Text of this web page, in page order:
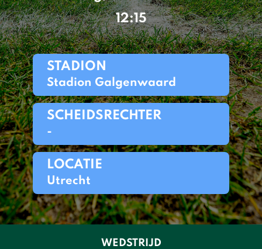
12:15
STADION
Stadion Galgenwaard
SCHEIDSRECHTER
-
LOCATIE
Utrecht
WEDSTRIJD